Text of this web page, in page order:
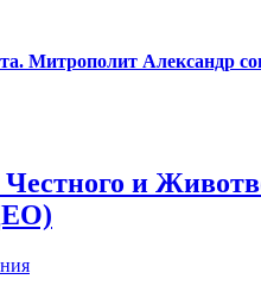
Митрополит Александр
и